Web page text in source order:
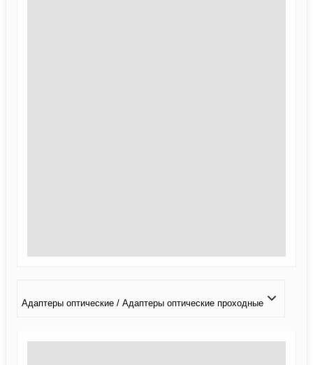
Адаптеры оптические / Адаптеры оптические проходные